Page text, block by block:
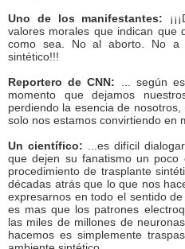
Uno de los manifestantes:
valores morales que indican que
como sea. No al aborto. No a
sintético!!!
Reportero de CNN: ... según
momento que dejamos
perdiendo la esencia de
solo nos estamos convirtiendo en
Un científico: ...es difícil
que dejen su fanatismo un
procedimiento de trasplante
décadas atrás que lo que nos
expresarnos en todo el sentido
es mas que los patrones
las miles de millones de
hacemos es simplemente